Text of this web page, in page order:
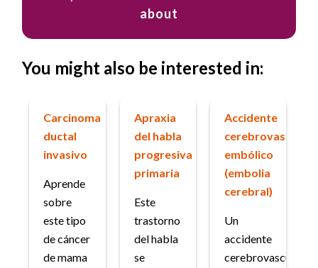
about
You might also be interested in:
Carcinoma
ductal
invasivo
Aprende
sobre
este tipo
de cáncer
de mama
Apraxia
del habla
progresiva
primaria
Este
trastorno
del habla
se
Accidente
cerebrovascular
embólico
(embolia
cerebral)
Un
accidente
cerebrovascular